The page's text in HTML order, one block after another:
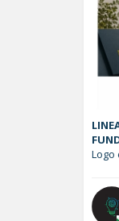
Logo